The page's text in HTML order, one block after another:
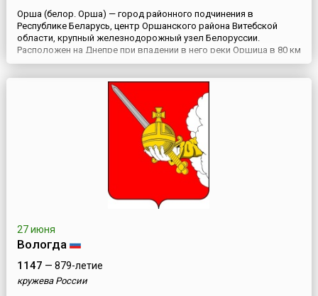
Орша (белор. Орша) — город районного подчинения в
Республике Беларусь, центр Оршанского района Витебской
области, крупный железнодорожный узел Белоруссии.
Расположен на Днепре при впадении в него реки Оршица в 80 км
к югу от Витебска. Через город проходит автомагистраль Горки
Город впервые упоминается в «Повести временных лет» в 1067
27 июня
Вологда
1147 — 879-летие
кружева России